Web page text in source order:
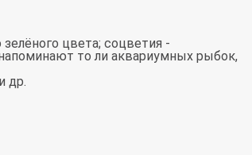
цвета; соцветия -
то ли аквариумных рыбок,
др.